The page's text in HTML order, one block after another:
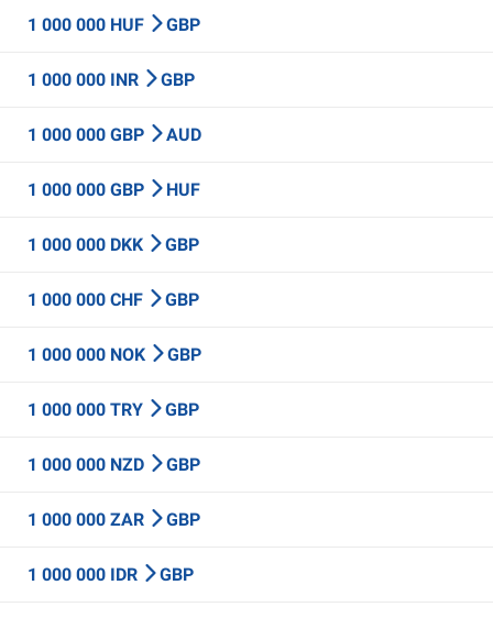
1 000 000 HUF GBP
1 000 000 INR GBP
1 000 000 GBP AUD
1 000 000 GBP HUF
1 000 000 DKK GBP
1 000 000 CHF GBP
1 000 000 NOK GBP
1 000 000 TRY GBP
1 000 000 NZD GBP
1 000 000 ZAR GBP
1 000 000 IDR GBP